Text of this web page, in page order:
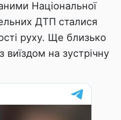
Національної
ДТП сталися
руху. Ще близько
виїздом на зустрічну